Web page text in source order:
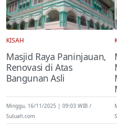
KISAH
Masjid Raya Paninjauan,
Renovasi di Atas
Bangunan Asli
Minggu, 16/11/2025 | 09:03 WIB
Suluah.com